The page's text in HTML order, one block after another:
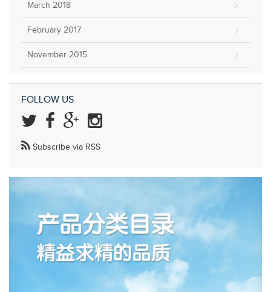
March 2018
February 2017
November 2015
FOLLOW US
Subscribe via RSS